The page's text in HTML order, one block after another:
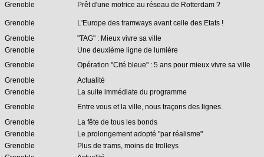
Grenoble
Prêt d'une motrice au réseau de Rotterdam ?
Grenoble
L'Europe des tramways avant celle des Etats !
Grenoble
"TAG" : Mieux vivre sa ville
Grenoble
Une deuxième ligne de lumière
Grenoble
Opération "Cité bleue" : 5 ans pour mieux vivre sa ville
Grenoble
Actualité
Grenoble
La suite immédiate du programme
Grenoble
Entre vous et la ville, nous traçons des lignes.
Grenoble
La fête de tous les bonds
Grenoble
Le prolongement adopté "par réalisme"
Grenoble
Plus de trams, moins de trolleys